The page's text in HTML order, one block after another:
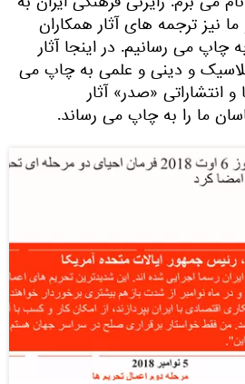
نیز ترجمه های آثار همکاران
چاپ می رسانیم. در اینجا آثار
و دینی و علمی به چاپ می
انتشاراتی «صدر» آثار
ما را به چاپ می رساند.